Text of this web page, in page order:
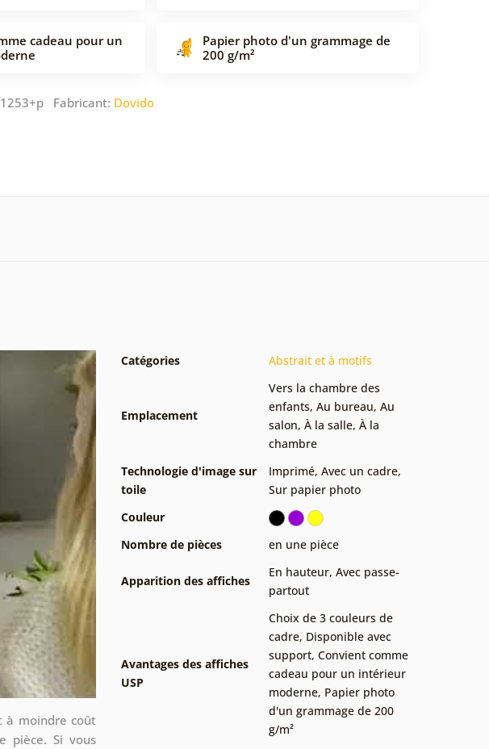
cadeau pour un
Papier photo d'un grammage de
200 g/m²
Fabricant: Dovido
à moindre coût
pièce. Si vous
Catégories Abstrait et à motifs
Emplacement
Vers la chambre des
enfants, Au bureau, Au
salon, À la salle, À la
chambre
Technologie d'image sur
toile
Imprimé, Avec un cadre,
Sur papier photo
Couleur
Nombre de pièces
en une pièce
Apparition des affiches
En hauteur, Avec passe-
partout
Avantages des affiches
USP
Choix de 3 couleurs de
cadre, Disponible avec
support, Convient comme
cadeau pour un intérieur
moderne, Papier photo
d'un grammage de 200
g/m²